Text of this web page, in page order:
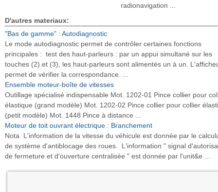
radionavigation ...
D'autres materiaux:
"Bas de gamme" : Autodiagnostic
Le mode autodiagnostic permet de contrôler certaines fonctions
principales : test des haut-parleurs : par un appui simultané sur les
touches (2) et (3), les haut-parleurs sont alimentés un à un.
permet de vérifier la correspondance. ...
Ensemble moteur-boîte de vitesses
Outillage spécialisé indispensable Mot. 1202-01 Pince collier pour
élastique (grand modèle) Mot. 1202-02 Pince collier pour collier
(petit modèle) Mot. 1448 Pince à distance ...
Moteur de toit ouvrant électrique : Branchement
Nota L'information de la vitesse du véhicule est donnée par le
de système d'antiblocage des roues. L'information " signal
de fermeture et d'ouverture centralisée " est donnée par l'unit&e ...